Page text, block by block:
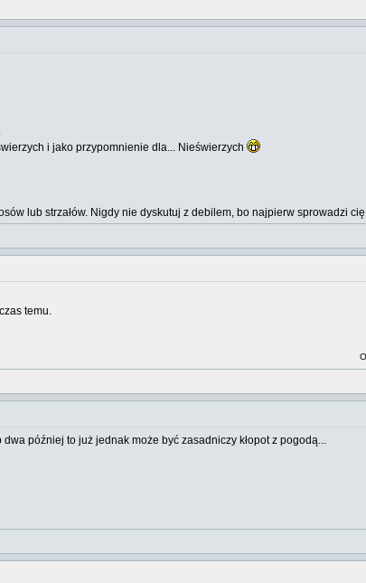
i jako przypomnienie dla... Nieświerzych
lub strzałów. Nigdy nie dyskutuj z debilem, bo najpierw sprowadzi
temu.
później to już jednak może być zasadniczy kłopot z pogodą...